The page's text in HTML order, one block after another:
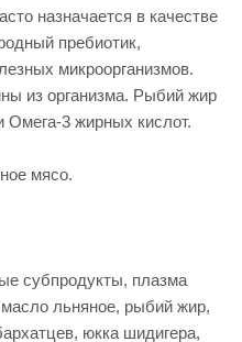
назначается в качестве
пребиотик,
микроорганизмов.
из организма. Рыбий жир
Омега-3 жирных кислот.
мясо.
субпродукты, плазма
масло льняное, рыбий жир,
юкка шидигера,